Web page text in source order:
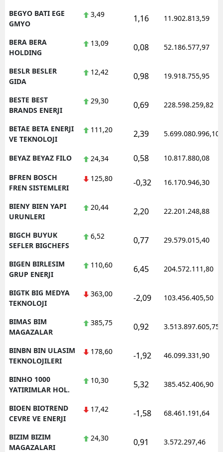
BEGYO BATI EGE
GMYO
3,49 1,16 11.902.813,59
BERA BERA
HOLDING
13,09 0,08 52.186.577,97
BESLR BESLER
GIDA
12,42 0,98 19.918.755,95
BESTE BEST
BRANDS ENERJI
29,30 0,69 228.598.259,82
BETAE BETA ENERJI
VE TEKNOLOJI
111,20 2,39 5.699.080.996,10
BEYAZ BEYAZ FILO 24,34 0,58 10.817.880,08
BFREN BOSCH
FREN SISTEMLERI
125,80 -0,32 16.170.946,30
BIENY BIEN YAPI
URUNLERI
20,44 2,20 22.201.248,88
BIGCH BUYUK
SEFLER BIGCHEFS
6,52 0,77 29.579.015,40
BIGEN BIRLESIM
GRUP ENERJI
110,60 6,45 204.572.111,80
BIGTK BIG MEDYA
TEKNOLOJI
363,00 -2,09 103.456.405,50
BIMAS BIM
MAGAZALAR
385,75 0,92 3.513.897.605,75
BINBN BIN ULASIM
TEKNOLOJILERI
178,60 -1,92 46.099.331,90
BINHO 1000
YATIRIMLAR HOL.
10,30 5,32 385.452.406,90
BIOEN BIOTREND
CEVRE VE ENERJI
17,42 -1,58 68.461.191,64
BIZIM BIZIM
MAGAZALARI
24,30 0,91 3.572.297,46